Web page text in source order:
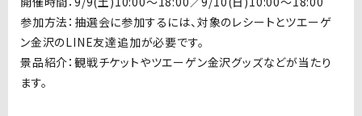
参加方法：抽選会に参加するには、対象のレシートとツエーゲ
ン金沢のLINE友達追加が必要です。
景品紹介：観戦チケットやツエーゲン金沢グッズなどが当たり
ます。